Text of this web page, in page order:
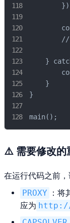
}
    }
}
main();
⚠️ 需要修改的
在运行代码之前，
PROXY
：
应为 http://